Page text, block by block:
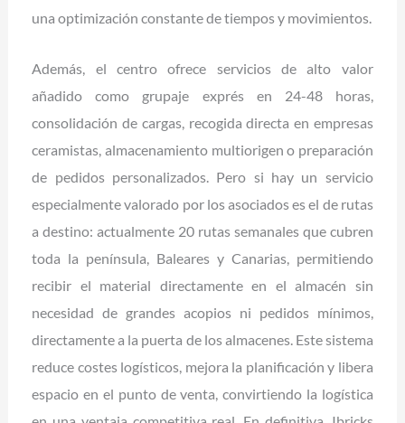
una optimización constante de tiempos y movimientos.
Además, el centro ofrece servicios de alto valor
añadido como grupaje exprés en 24-48 horas,
consolidación de cargas, recogida directa en empresas
ceramistas, almacenamiento multiorigen o preparación
de pedidos personalizados. Pero si hay un servicio
especialmente valorado por los asociados es el de rutas
a destino: actualmente 20 rutas semanales que cubren
toda la península, Baleares y Canarias, permitiendo
recibir el material directamente en el almacén sin
necesidad de grandes acopios ni pedidos mínimos,
directamente a la puerta de los almacenes. Este sistema
reduce costes logísticos, mejora la planificación y libera
espacio en el punto de venta, convirtiendo la logística